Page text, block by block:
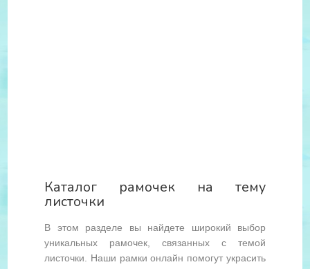
Каталог рамочек на тему
листочки
В этом разделе вы найдете широкий выбор
уникальных рамочек, связанных с темой
листочки. Наши рамки онлайн помогут украсить